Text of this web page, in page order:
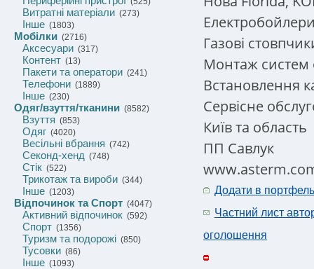
Витратні матеріали (273)
Інше (1803)
Мобілки (2716)
Аксесуари (317)
Контент (13)
Пакети та оператори (241)
Телефони (1889)
Інше (230)
Одяг/взуття/тканини (8582)
Взуття (853)
Одяг (4020)
Весільні вбрання (742)
Секонд-хенд (748)
Стік (522)
Трикотаж та вироби (344)
Інше (1203)
Відпочинок та Спорт (4047)
Активний відпочинок (592)
Спорт (1356)
Туризм та подорожі (850)
Тусовки (86)
Інше (1093)
Газові
Монтаж систем
Встановлення
Сервісне
Київ та область
ПП Савлук
Додати в портфель
Частний лист
оголошення